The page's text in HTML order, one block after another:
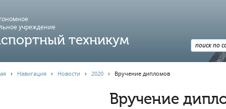
учреждение
техникум
› Навигация› Новости › 2020› Вручение дипломов
Вручение